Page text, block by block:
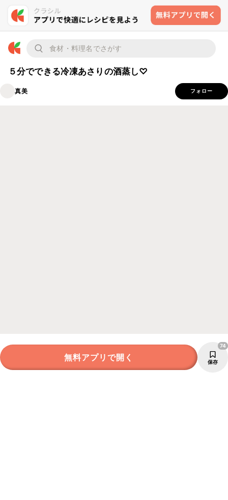
５分でできる冷凍あさりの酒蒸し♡
真美 フォロー
無料アプリで開く 保存
74